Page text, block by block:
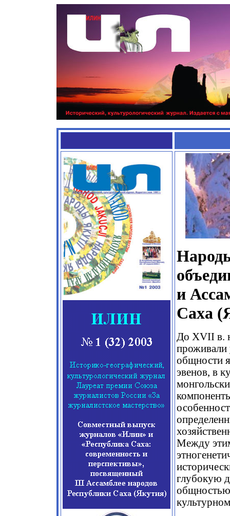
и
Саха
До XVII в.
проживали
общности
эвенов, в
Между
глубокую
общностью